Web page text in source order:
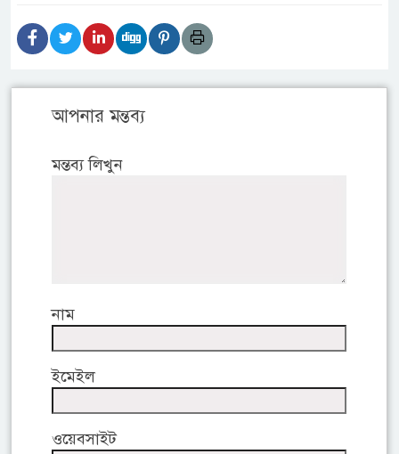
আপনার মন্তব্য
মন্তব্য লিখুন
নাম
ইমেইল
ওয়েবসাইট